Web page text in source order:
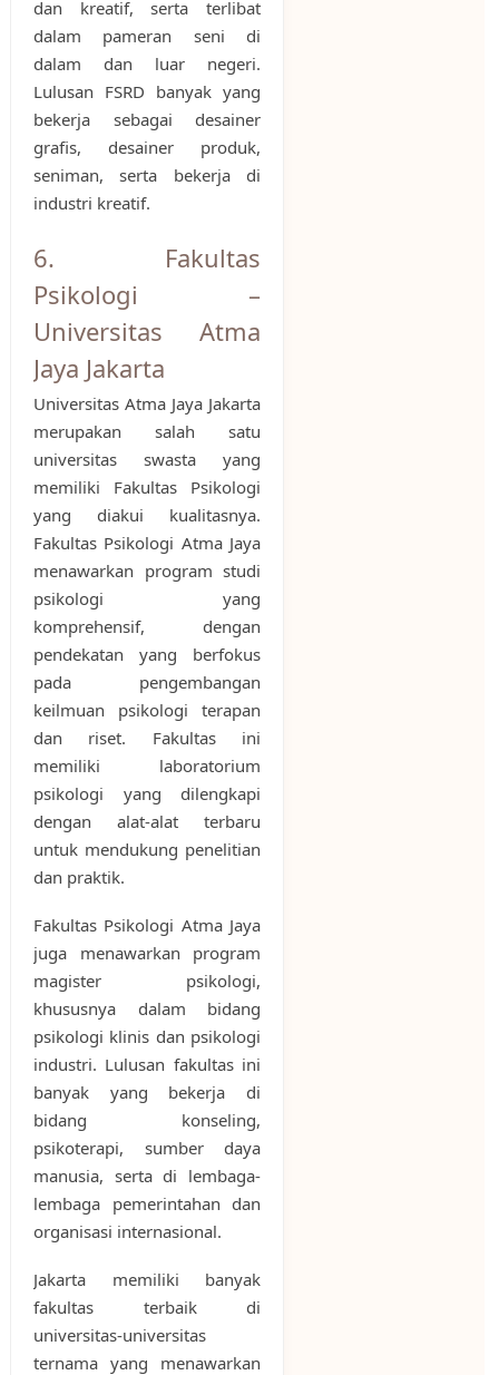
dan kreatif, serta terlibat
dalam pameran seni di
dalam dan luar negeri.
Lulusan FSRD banyak yang
bekerja sebagai desainer
grafis, desainer produk,
seniman, serta bekerja di
industri kreatif.
6. Fakultas
Psikologi –
Universitas Atma
Jaya Jakarta
Universitas Atma Jaya Jakarta
merupakan salah satu
universitas swasta yang
memiliki Fakultas Psikologi
yang diakui kualitasnya.
Fakultas Psikologi Atma Jaya
menawarkan program studi
psikologi yang
komprehensif, dengan
pendekatan yang berfokus
pada pengembangan
keilmuan psikologi terapan
dan riset. Fakultas ini
memiliki laboratorium
psikologi yang dilengkapi
dengan alat-alat terbaru
untuk mendukung penelitian
dan praktik.
Fakultas Psikologi Atma Jaya
juga menawarkan program
magister psikologi,
khususnya dalam bidang
psikologi klinis dan psikologi
industri. Lulusan fakultas ini
banyak yang bekerja di
bidang konseling,
psikoterapi, sumber daya
manusia, serta di lembaga-
lembaga pemerintahan dan
organisasi internasional.
Jakarta memiliki banyak
fakultas terbaik di
universitas-universitas
ternama yang menawarkan